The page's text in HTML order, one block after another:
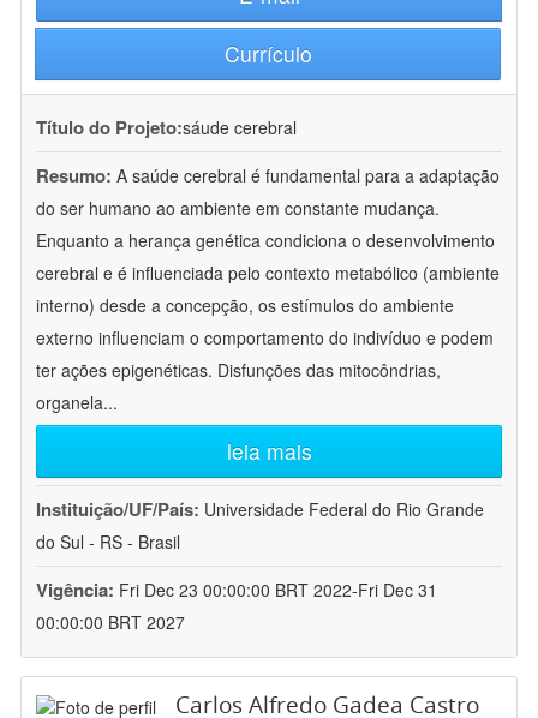
Currículo
Título do Projeto:sáude cerebral
Resumo: A saúde cerebral é fundamental para a adaptação
do ser humano ao ambiente em constante mudança.
Enquanto a herança genética condiciona o desenvolvimento
cerebral e é influenciada pelo contexto metabólico (ambiente
interno) desde a concepção, os estímulos do ambiente
externo influenciam o comportamento do indivíduo e podem
ter ações epigenéticas. Disfunções das mitocôndrias,
organela...
leia mais
Instituição/UF/País: Universidade Federal do Rio Grande
do Sul - RS - Brasil
Vigência: Fri Dec 23 00:00:00 BRT 2022-Fri Dec 31
00:00:00 BRT 2027
Carlos Alfredo Gadea Castro